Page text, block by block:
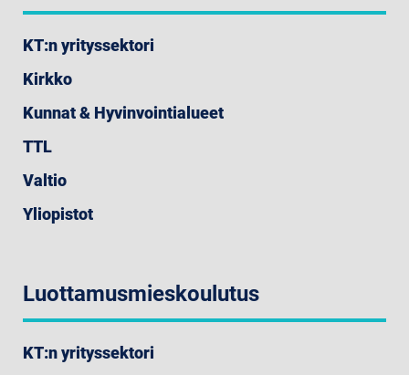
KT:n yrityssektori
Kirkko
Kunnat & Hyvinvointialueet
TTL
Valtio
Yliopistot
Luottamusmieskoulutus
KT:n yrityssektori